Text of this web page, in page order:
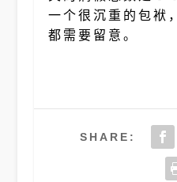
一个很沉重的包袱
都需要留意。
SHARE: